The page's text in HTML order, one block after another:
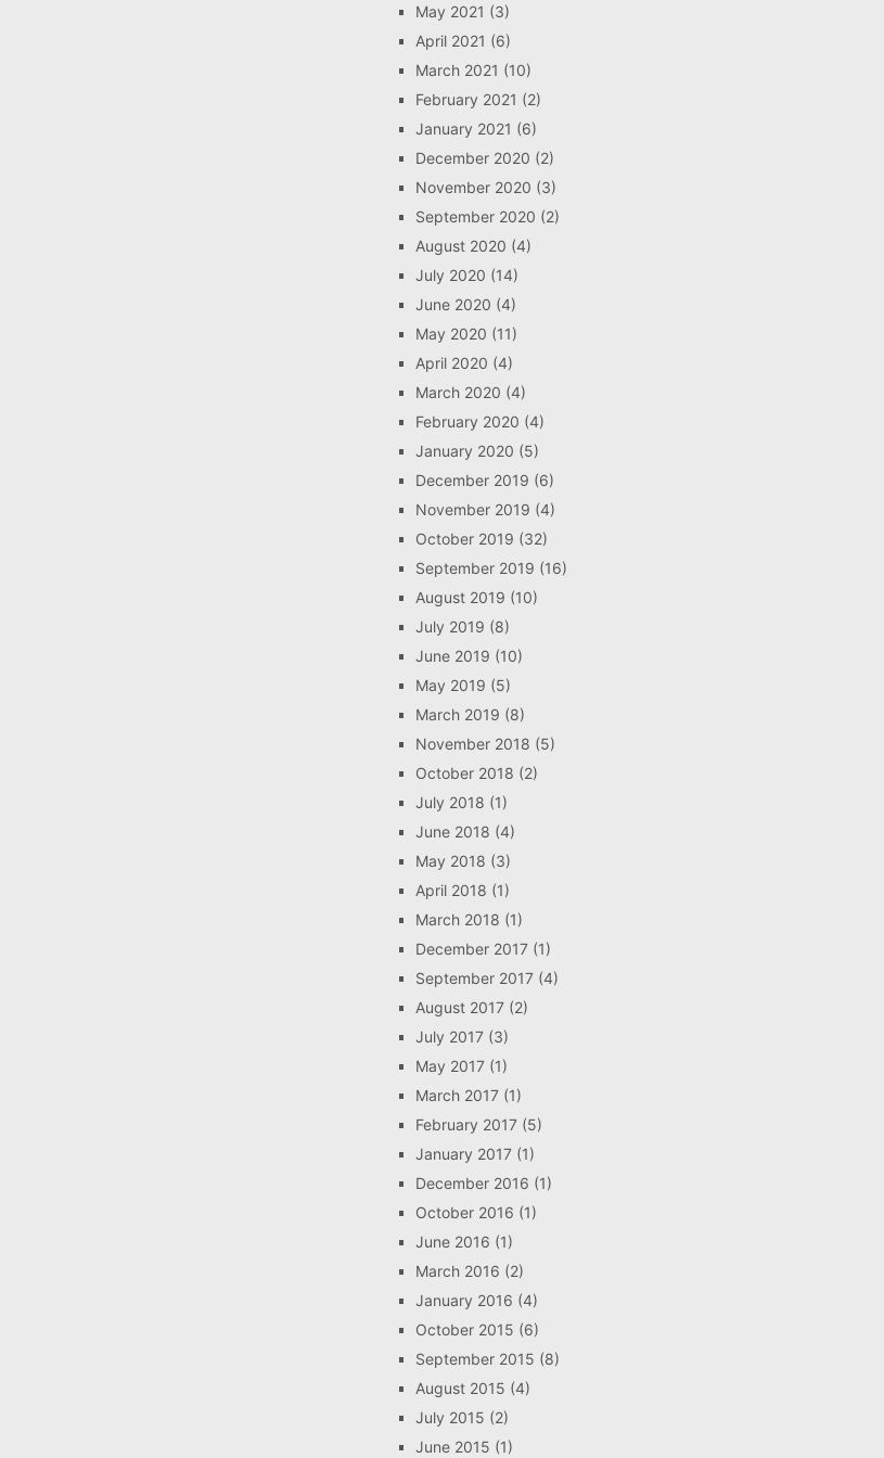
May 2021 (3)
April 2021 (6)
March 2021 (10)
February 2021 (2)
January 2021 (6)
December 2020 (2)
November 2020 (3)
September 2020 (2)
August 2020 (4)
July 2020 (14)
June 2020 (4)
May 2020 (11)
April 2020 (4)
March 2020 (4)
February 2020 (4)
January 2020 (5)
December 2019 (6)
November 2019 (4)
October 2019 (32)
September 2019 (16)
August 2019 (10)
July 2019 (8)
June 2019 (10)
May 2019 (5)
March 2019 (8)
November 2018 (5)
October 2018 (2)
July 2018 (1)
June 2018 (4)
May 2018 (3)
April 2018 (1)
March 2018 (1)
December 2017 (1)
September 2017 (4)
August 2017 (2)
July 2017 (3)
May 2017 (1)
March 2017 (1)
February 2017 (5)
January 2017 (1)
December 2016 (1)
October 2016 (1)
June 2016 (1)
March 2016 (2)
January 2016 (4)
October 2015 (6)
September 2015 (8)
August 2015 (4)
July 2015 (2)
June 2015 (1)